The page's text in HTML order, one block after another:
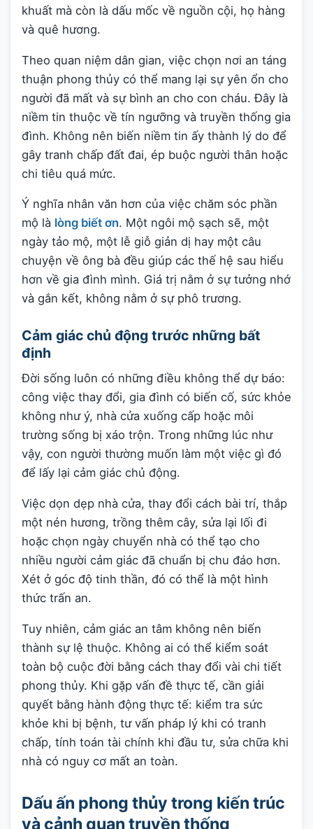
khuất mà còn là dấu mốc về nguồn cội, họ hàng
và quê hương.
Theo quan niệm dân gian, việc chọn nơi an táng
thuận phong thủy có thể mang lại sự yên ổn cho
người đã mất và sự bình an cho con cháu. Đây là
niềm tin thuộc về tín ngưỡng và truyền thống gia
đình. Không nên biến niềm tin ấy thành lý do để
gây tranh chấp đất đai, ép buộc người thân hoặc
chi tiêu quá mức.
Ý nghĩa nhân văn hơn của việc chăm sóc phần
mộ là lòng biết ơn. Một ngôi mộ sạch sẽ, một
ngày tảo mộ, một lễ giỗ giản dị hay một câu
chuyện về ông bà đều giúp các thế hệ sau hiểu
hơn về gia đình mình. Giá trị nằm ở sự tưởng nhớ
và gắn kết, không nằm ở sự phô trương.
Cảm giác chủ động trước những bất
định
Đời sống luôn có những điều không thể dự báo:
công việc thay đổi, gia đình có biến cố, sức khỏe
không như ý, nhà cửa xuống cấp hoặc môi
trường sống bị xáo trộn. Trong những lúc như
vậy, con người thường muốn làm một việc gì đó
để lấy lại cảm giác chủ động.
Việc dọn dẹp nhà cửa, thay đổi cách bài trí, thắp
một nén hương, trồng thêm cây, sửa lại lối đi
hoặc chọn ngày chuyển nhà có thể tạo cho
nhiều người cảm giác đã chuẩn bị chu đáo hơn.
Xét ở góc độ tinh thần, đó có thể là một hình
thức trấn an.
Tuy nhiên, cảm giác an tâm không nên biến
thành sự lệ thuộc. Không ai có thể kiểm soát
toàn bộ cuộc đời bằng cách thay đổi vài chi tiết
phong thủy. Khi gặp vấn đề thực tế, cần giải
quyết bằng hành động thực tế: kiểm tra sức
khỏe khi bị bệnh, tư vấn pháp lý khi có tranh
chấp, tính toán tài chính khi đầu tư, sửa chữa khi
nhà có nguy cơ mất an toàn.
Dấu ấn phong thủy trong kiến trúc
và cảnh quan truyền thống